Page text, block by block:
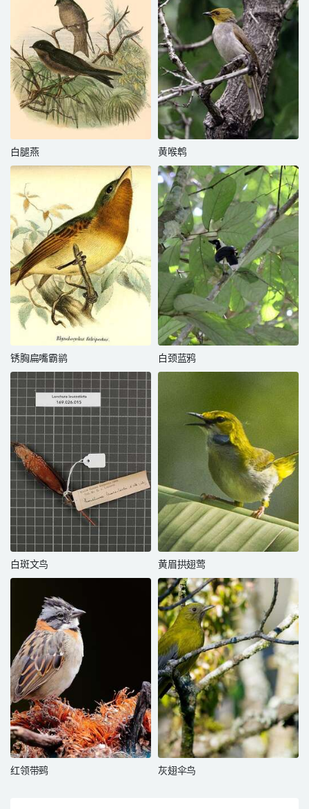
白腿燕 黄喉鹎
锈胸扁嘴霸鹟 白颈蓝鸦
白斑文鸟 黄眉拱翅莺
红领带鹀 灰翅伞鸟